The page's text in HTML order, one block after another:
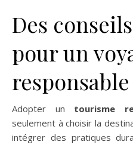
Des
pour un
responsable
Adopter un tourisme
seulement à choisir la
intégrer des pratiques